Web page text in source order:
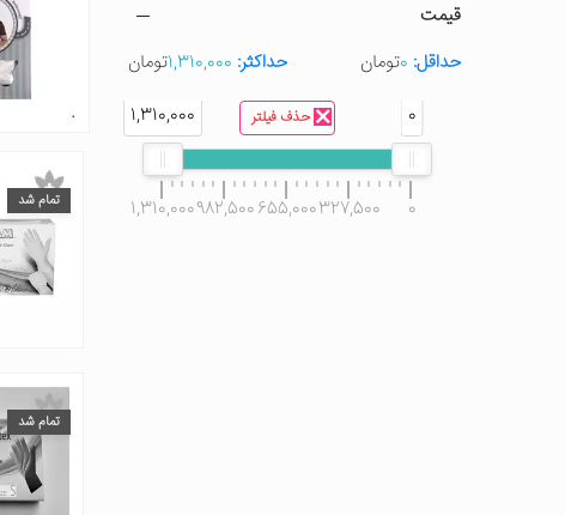
قیمت
حداقل: 0تومان حداکثر: 1,310,000تومان
حذف فیلتر 0
1,310,000
0
327,500
655,000
982,500
1,310,000 تمام شد
تمام شد